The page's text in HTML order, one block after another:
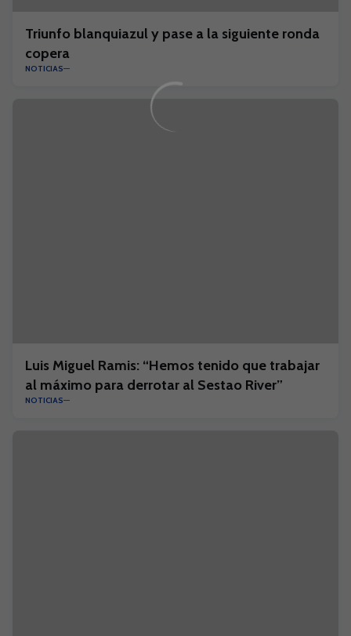
Triunfo blanquiazul y pase a la siguiente ronda
copera
NOTICIAS
Luis Miguel Ramis: “Hemos tenido que trabajar
al máximo para derrotar al Sestao River”
NOTICIAS